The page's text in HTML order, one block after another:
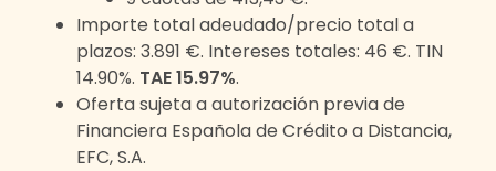
Importe total adeudado/precio total a
plazos: 3.891 €. Intereses totales: 46 €. TIN
14.90%. TAE 15.97%.
Oferta sujeta a autorización previa de
Financiera Española de Crédito a Distancia,
EFC, S.A.